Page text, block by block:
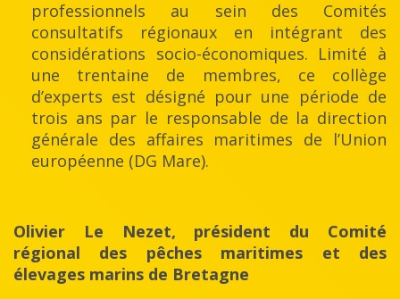
professionnels au sein des Comités
consultatifs régionaux en intégrant des
considérations socio-économiques. Limité à
une trentaine de membres, ce collège
d’experts est désigné pour une période de
trois ans par le responsable de la direction
générale des affaires maritimes de l’Union
européenne (DG Mare).
Olivier Le Nezet, président du Comité
régional des pêches maritimes et des
élevages marins de Bretagne